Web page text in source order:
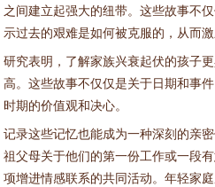
之间建立起强大的纽带。这些故事不
示过去的艰难是如何被克服的，从而
研究表明，了解家族兴衰起伏的孩子
高。这些故事不仅仅是关于日期和事
时期的价值观和决心。
记录这些记忆也能成为一种深刻的亲
祖父母关于他们的第一份工作或一段
项增进情感联系的共同活动。年轻家